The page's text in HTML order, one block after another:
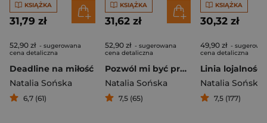
KSIĄŻKA
31,79 zł
52,90 zł - sugerowana
cena detaliczna
Deadline na miłość
Natalia Sońska
6,7 (61)
KSIĄŻKA
31,62 zł
52,90 zł - sugerowana
cena detaliczna
Pozwól mi być przy Tobie
Natalia Sońska
7,5 (65)
KSIĄŻKA
30,32 zł
49,90 zł -
cena detaliczna
Linia lojalności
Natalia Sońska
7,5 (177)